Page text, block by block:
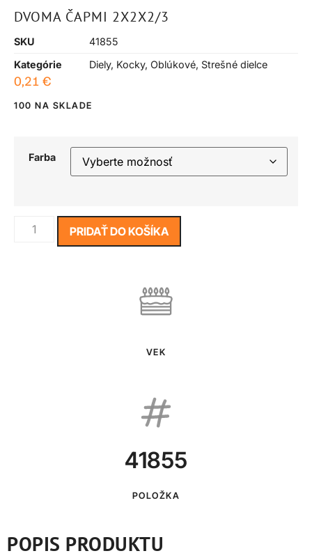
DVOMA ČAPMI 2X2X2/3
SKU
41855
Kategórie
Diely, Kocky, Oblúkové, Strešné dielce
0,21 €
100 NA SKLADE
Farba
PRIDAŤ DO KOŠÍKA
VEK
41855
POLOŽKA
POPIS PRODUKTU